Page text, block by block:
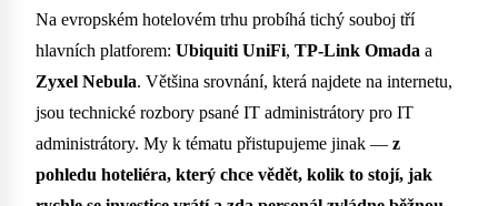
Na evropském hotelovém trhu probíhá tichý souboj tří
hlavních platforem: Ubiquiti UniFi, TP-Link Omada a
Zyxel Nebula. Většina srovnání, která najdete na internetu,
jsou technické rozbory psané IT administrátory pro IT
administrátory. My k tématu přistupujeme jinak — z
pohledu hoteliéra, který chce vědět, kolik to stojí, jak